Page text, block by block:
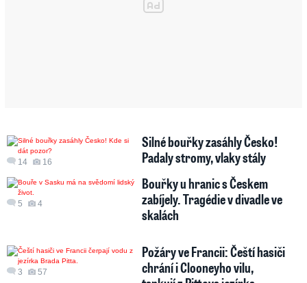
14 16
Silné bouřky zasáhly Česko!
Padaly stromy, vlaky stály
5 4
Bouřky u hranic s Českem
zabíjely. Tragédie v divadle ve
skalách
3 57
Požáry ve Francii: Čeští hasiči
chrání i Clooneyho vilu,